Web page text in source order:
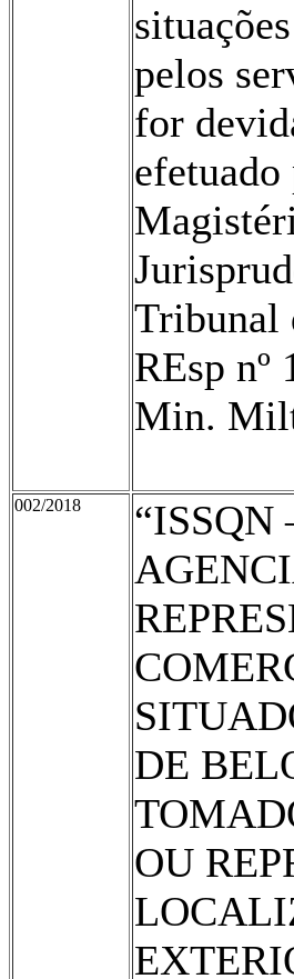
pelos
for
Tribunal
REsp nº
Min.
002/2018
“ISSQN
DE
OU